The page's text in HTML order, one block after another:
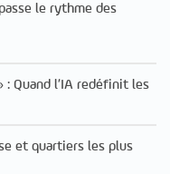
le rythme des
Quand l’IA redéfinit les
et quartiers les plus